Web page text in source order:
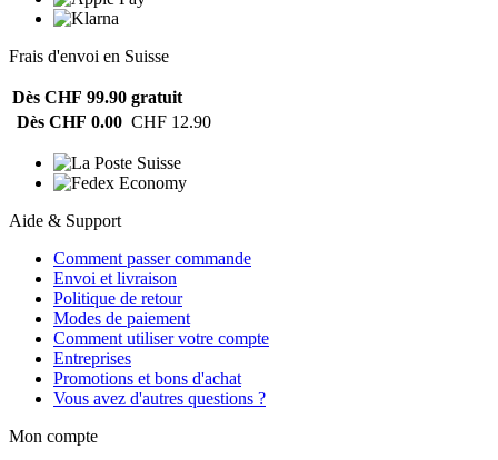
Frais d'envoi en Suisse
Dès CHF 99.90 gratuit
Dès CHF 0.00 CHF 12.90
Aide & Support
Comment passer commande
Envoi et livraison
Politique de retour
Modes de paiement
Comment utiliser votre compte
Entreprises
Promotions et bons d'achat
Vous avez d'autres questions ?
Mon compte